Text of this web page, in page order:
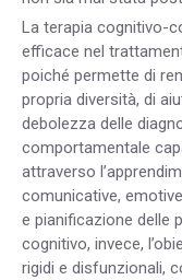
La terapia cognitivo-
efficace nel
poiché permette di
propria diversità, di
debolezza delle
comportamentale
attraverso
comunicative,
e pianificazione delle
cognitivo, invece,
rigidi e disfunzionali,